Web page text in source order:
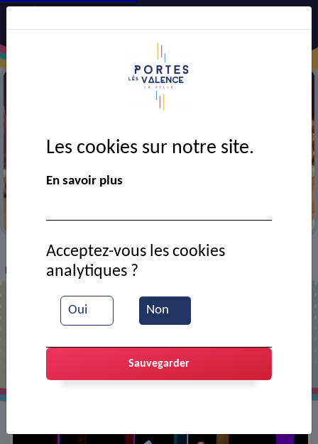
> VIE MUNICIPALE > Ressources documentaires
Festival A.J.T. : groupe des enfants
Les cookies sur notre site.
En savoir plus
Oui Non
Acceptez-vous les cookies
analytiques ?
Sauvegarder